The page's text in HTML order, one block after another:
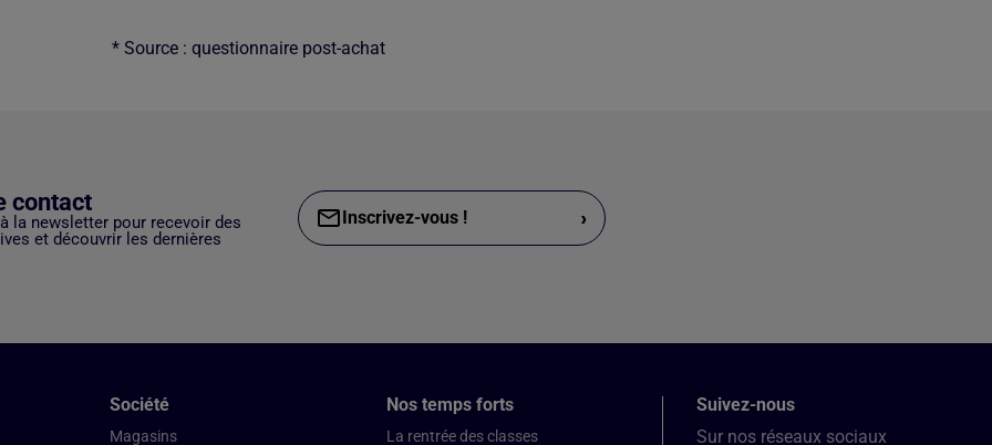
* Source : questionnaire post-achat
contact
la newsletter pour recevoir des
et découvrir les dernières
Inscrivez-vous ! ›
Société
Magasins
Nos temps forts
La rentrée des classes
Suivez-nous
Sur nos réseaux sociaux